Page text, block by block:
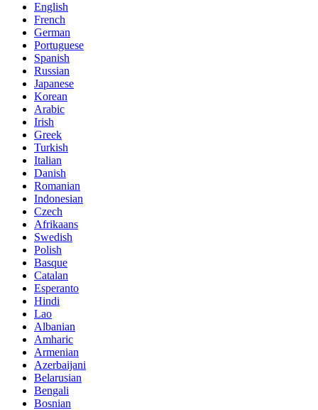
English
French
German
Portuguese
Spanish
Russian
Japanese
Korean
Arabic
Irish
Greek
Turkish
Italian
Danish
Romanian
Indonesian
Czech
Afrikaans
Swedish
Polish
Basque
Catalan
Esperanto
Hindi
Lao
Albanian
Amharic
Armenian
Azerbaijani
Belarusian
Bengali
Bosnian